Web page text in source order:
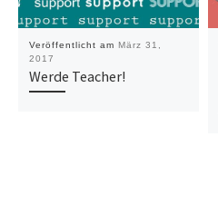
Veröffentlicht am März 31,
2017
Werde Teacher!